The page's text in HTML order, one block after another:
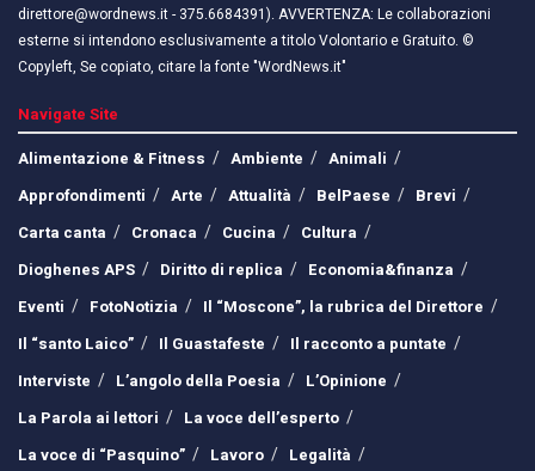
direttore@wordnews.it - ​​375.6684391). AVVERTENZA: Le collaborazioni
esterne si intendono esclusivamente a titolo Volontario e Gratuito. ©
Copyleft, Se copiato, citare la fonte "WordNews.it"
Navigate Site
Alimentazione & Fitness
Ambiente
Animali
Approfondimenti
Arte Attualità BelPaese
Brevi
Carta canta
Cronaca Cucina
Cultura
Dioghenes APS
Diritto di replica
Economia&finanza
Eventi
FotoNotizia
Il “Moscone”, la rubrica del Direttore
Il “santo Laico”
Il Guastafeste
Il racconto a puntate
Interviste
L’angolo della Poesia
L’Opinione
La Parola ai lettori
La voce dell’esperto
La voce di “Pasquino”
Lavoro
Legalità